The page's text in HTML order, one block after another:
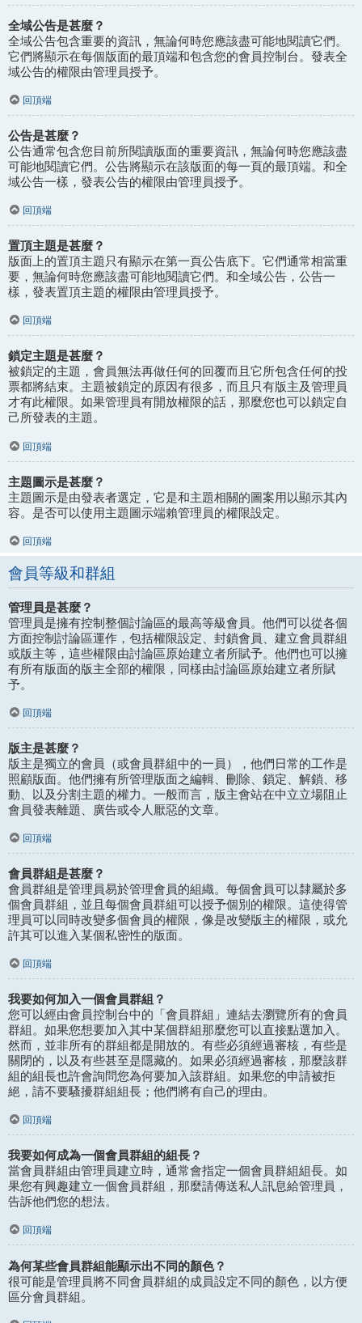
全域公告是甚麼？
全域公告包含重要的資訊，無論何時您應該盡可能地閱讀它們。
它們將顯示在每個版面的最頂端和包含您的會員控制台。發表全
域公告的權限由管理員授予。
回頂端
公告是甚麼？
公告通常包含您目前所閱讀版面的重要資訊，無論何時您應該盡
可能地閱讀它們。公告將顯示在該版面的每一頁的最頂端。和全
域公告一樣，發表公告的權限由管理員授予。
回頂端
置頂主題是甚麼？
版面上的置頂主題只有顯示在第一頁公告底下。它們通常相當重
要，無論何時您應該盡可能地閱讀它們。和全域公告，公告一
樣，發表置頂主題的權限由管理員授予。
回頂端
鎖定主題是甚麼？
被鎖定的主題，會員無法再做任何的回覆而且它所包含任何的投
票都將結束。主題被鎖定的原因有很多，而且只有版主及管理員
才有此權限。如果管理員有開放權限的話，那麼您也可以鎖定自
己所發表的主題。
回頂端
主題圖示是甚麼？
主題圖示是由發表者選定，它是和主題相關的圖案用以顯示其內
容。是否可以使用主題圖示端賴管理員的權限設定。
回頂端
會員等級和群組
管理員是甚麼？
管理員是擁有控制整個討論區的最高等級會員。他們可以從各個
方面控制討論區運作，包括權限設定、封鎖會員、建立會員群組
或版主等，這些權限由討論區原始建立者所賦予。他們也可以擁
有所有版面的版主全部的權限，同樣由討論區原始建立者所賦
予。
回頂端
版主是甚麼？
版主是獨立的會員（或會員群組中的一員），他們日常的工作是
照顧版面。他們擁有所管理版面之編輯、刪除、鎖定、解鎖、移
動、以及分割主題的權力。一般而言，版主會站在中立立場阻止
會員發表離題、廣告或令人厭惡的文章。
回頂端
會員群組是甚麼？
會員群組是管理員易於管理會員的組織。每個會員可以隸屬於多
個會員群組，並且每個會員群組可以授予個別的權限。這使得管
理員可以同時改變多個會員的權限，像是改變版主的權限，或允
許其可以進入某個私密性的版面。
回頂端
我要如何加入一個會員群組？
您可以經由會員控制台中的「會員群組」連結去瀏覽所有的會員
群組。如果您想要加入其中某個群組那麼您可以直接點選加入。
然而，並非所有的群組都是開放的。有些必須經過審核，有些是
關閉的，以及有些甚至是隱藏的。如果必須經過審核，那麼該群
組的組長也許會詢問您為何要加入該群組。如果您的申請被拒
絕，請不要騷擾群組組長；他們將有自己的理由。
回頂端
我要如何成為一個會員群組的組長？
當會員群組由管理員建立時，通常會指定一個會員群組組長。如
果您有興趣建立一個會員群組，那麼請傳送私人訊息給管理員，
告訴他們您的想法。
回頂端
為何某些會員群組能顯示出不同的顏色？
很可能是管理員將不同會員群組的成員設定不同的顏色，以方便
區分會員群組。